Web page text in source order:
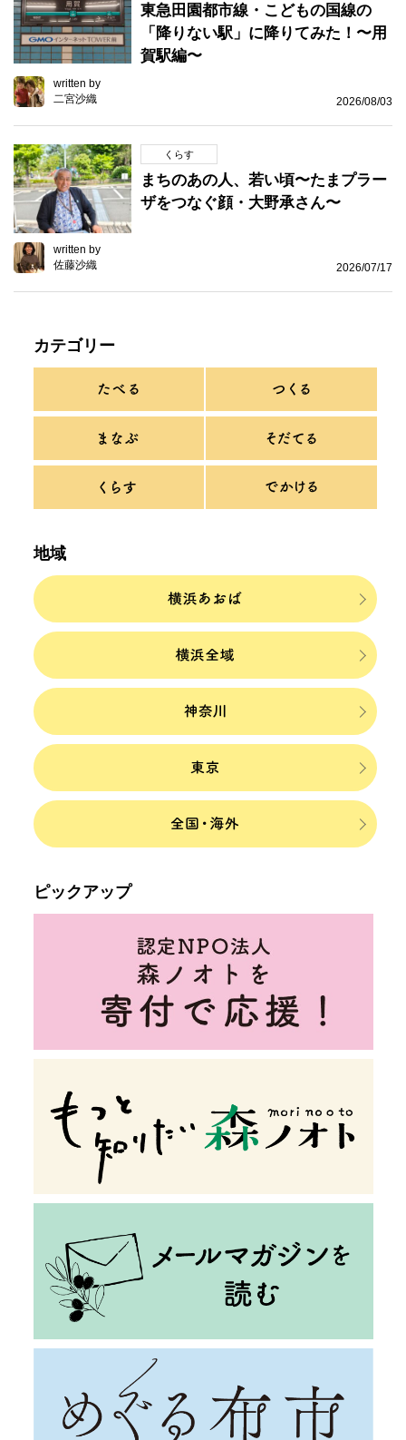
東急田園都市線・こどもの国線の
「降りない駅」に降りてみた！〜用
賀駅編〜
written by
二宮沙織
2026/08/03
くらす
まちのあの人、若い頃〜たまプラー
ザをつなぐ顔・大野承さん〜
written by
佐藤沙織
2026/07/17
カテゴリー
地域
ピックアップ